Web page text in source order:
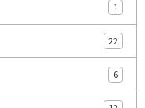
1
22
6